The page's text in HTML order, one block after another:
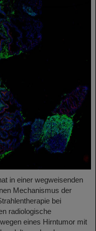
in einer wegweisenden
Mechanismus der
bei
radiologische
eines Hirntumor mit